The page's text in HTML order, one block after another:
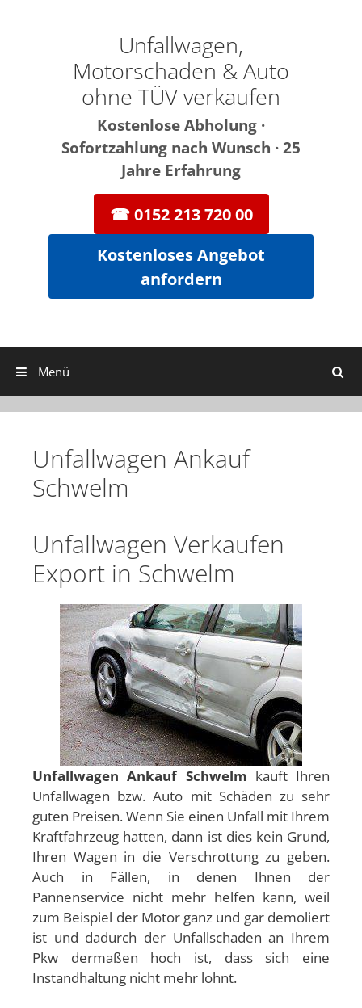
Unfallwagen,
Motorschaden & Auto
ohne TÜV verkaufen
Kostenlose Abholung ·
Sofortzahlung nach Wunsch · 25
Jahre Erfahrung
☎ 0152 213 720 00
Kostenloses Angebot
anfordern
Suchen
Menü
Unfallwagen Ankauf
Schwelm
Unfallwagen Verkaufen
Export in Schwelm
Unfallwagen Ankauf Schwelm kauft Ihren
Unfallwagen bzw. Auto mit Schäden zu sehr
guten Preisen. Wenn Sie einen Unfall mit Ihrem
Kraftfahrzeug hatten, dann ist dies kein Grund,
Ihren Wagen in die Verschrottung zu geben.
Auch in Fällen, in denen Ihnen der
Pannenservice nicht mehr helfen kann, weil
zum Beispiel der Motor ganz und gar demoliert
ist und dadurch der Unfallschaden an Ihrem
Pkw dermaßen hoch ist, dass sich eine
Instandhaltung nicht mehr lohnt.